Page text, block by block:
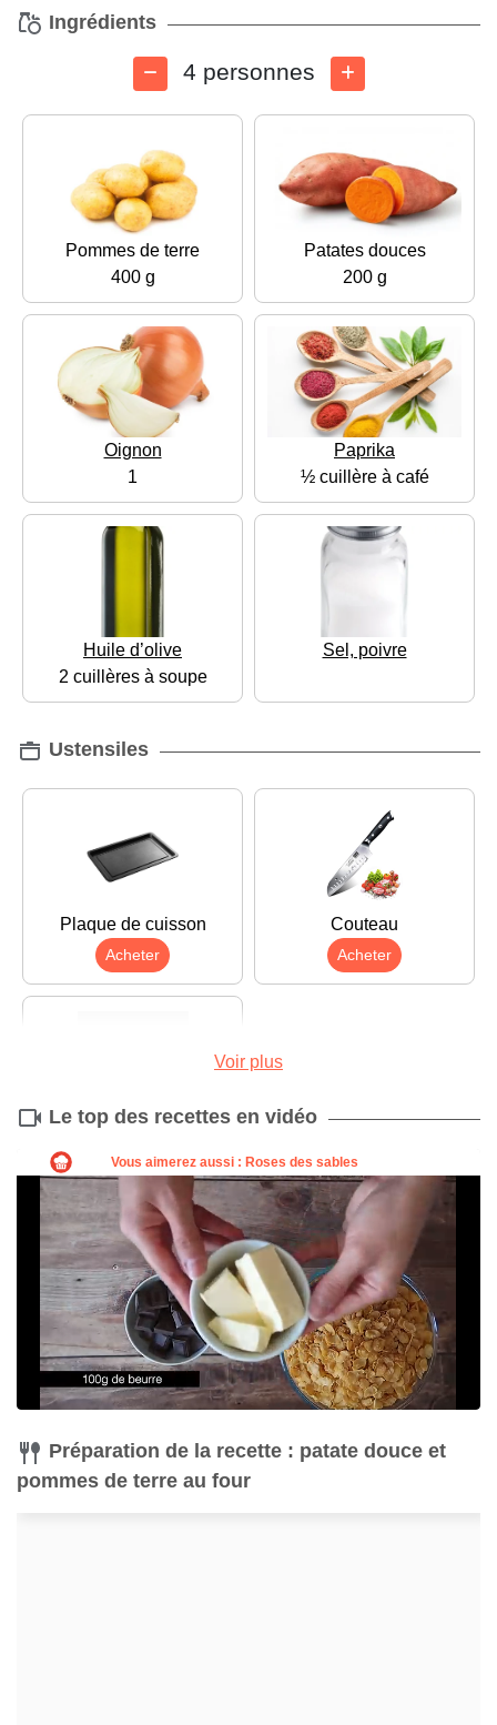
Ingrédients
4 personnes
Pommes de terre
400 g
Patates douces
200 g
Oignon
1
Paprika
½ cuillère à café
Huile d’olive
2 cuillères à soupe
Sel, poivre
Ustensiles
Plaque de cuisson
Acheter
Couteau
Acheter
Éplucheur
Acheter
Voir plus
Le top des recettes en vidéo
Préparation de la recette : patate douce et
pommes de terre au four